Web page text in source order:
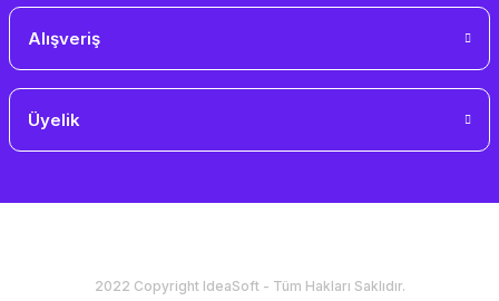
Alışveriş
Üyelik
2022 Copyright IdeaSoft - Tüm Hakları Saklıdır.